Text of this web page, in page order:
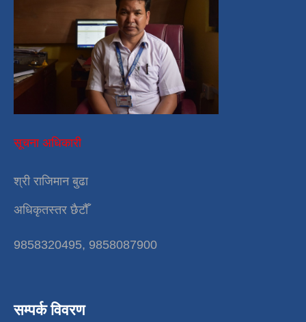
सूचना अधिकारी
श्री राजिमान बुढा
अधिकृतस्तर छैटौँ
9858320495, 9858087900
सम्पर्क विवरण